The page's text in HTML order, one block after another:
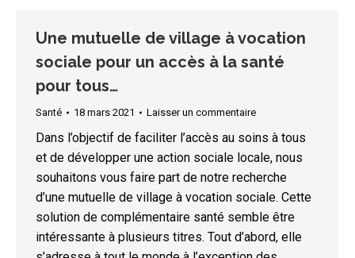
Une mutuelle de village à vocation
sociale pour un accès à la santé
pour tous…
Santé 18 mars 2021 Laisser un commentaire
Dans l’objectif de faciliter l’accès au soins à tous
et de développer une action sociale locale, nous
souhaitons vous faire part de notre recherche
d’une mutuelle de village à vocation sociale. Cette
solution de complémentaire santé semble être
intéressante à plusieurs titres. Tout d’abord, elle